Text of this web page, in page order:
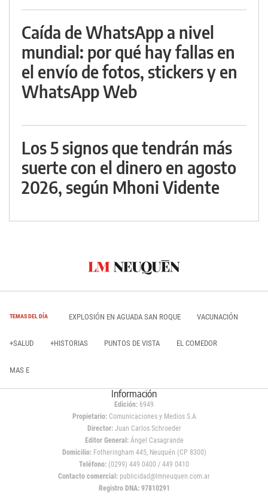
Caída de WhatsApp a nivel
mundial: por qué hay fallas en
el envío de fotos, stickers y en
WhatsApp Web
Los 5 signos que tendrán más
suerte con el dinero en agosto
2026, según Mhoni Vidente
TEMAS DEL DÍA EXPLOSIÓN EN AGUADA SAN ROQUE VACUNACIÓN
+SALUD +HISTORIAS PUNTOS DE VISTA EL COMEDOR
MAS E
Información
Edición: 6949
Propietario:Comunicaciones y Medios S.A
Director: Juan Carlos Schroeder
Editor General:Ángel Casagrande
Domicilio:Fotheringham 445, Neuquén (CP 8300)
Teléfono: (0299) 449 0400 / 449 0410
Contacto comercial: publicidad@lmneuquen.com.ar
Registro DNA: 97810291